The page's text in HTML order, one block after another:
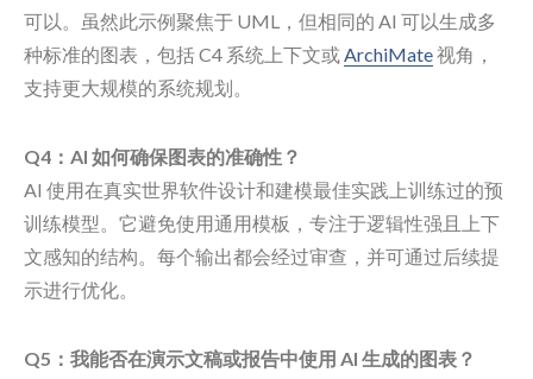
可以。虽然此示例聚焦于 UML，但相同的 AI 可以生成多
种标准的图表，包括 C4 系统上下文或 ArchiMate视角，
支持更大规模的系统规划。
Q4：AI 如何确保图表的准确性？
AI 使用在真实世界软件设计和建模最佳实践上训练过的预
训练模型。它避免使用通用模板，专注于逻辑性强且上下
文感知的结构。每个输出都会经过审查，并可通过后续提
示进行优化。
Q5：我能否在演示文稿或报告中使用 AI 生成的图表？